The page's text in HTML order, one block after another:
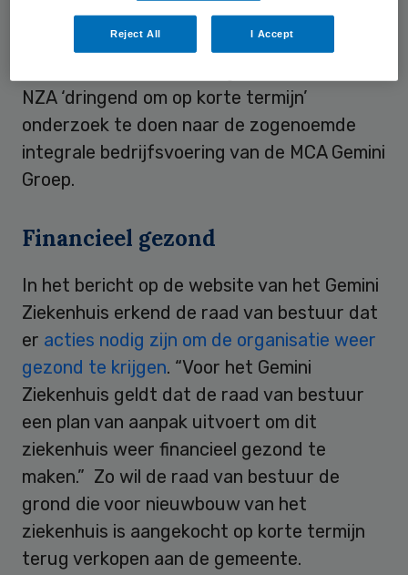
vernomen dat van een gezonde financiële
situatie binnen de groep
geen sprake meer
NZA ‘dringend om op korte termijn’
onderzoek te doen naar de zogenoemde
integrale bedrijfsvoering van de MCA Gemini
Groep.
Financieel gezond
In het bericht op de website van het Gemini
Ziekenhuis erkend de raad van bestuur dat
er acties nodig zijn om de organisatie weer
gezond te krijgen. “Voor het Gemini
Ziekenhuis geldt dat de raad van bestuur
een plan van aanpak uitvoert om dit
ziekenhuis weer financieel gezond te
maken.” Zo wil de raad van bestuur de
grond die voor nieuwbouw van het
ziekenhuis is aangekocht op korte termijn
terug verkopen aan de gemeente.
Reject All I Accept